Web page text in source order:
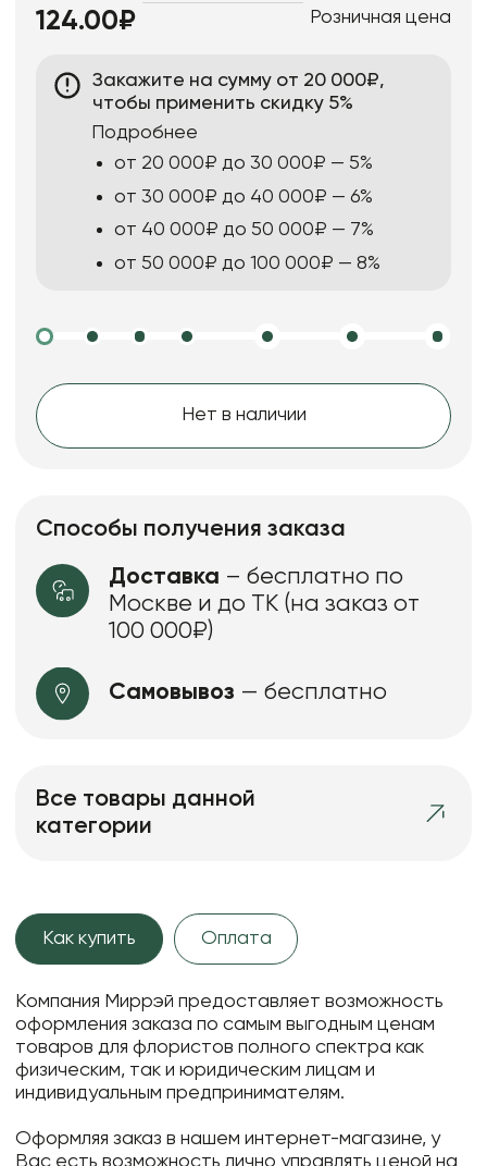
124.00₽ Розничная цена
Закажите на сумму от 20 000₽,
чтобы применить скидку 5%
Подробнее
от 20 000₽ до 30 000₽ — 5%
от 30 000₽ до 40 000₽ — 6%
от 40 000₽ до 50 000₽ — 7%
от 50 000₽ до 100 000₽ — 8%
Нет в наличии
Способы получения заказа
Доставка – бесплатно по
Москве и до ТК (на заказ от
100 000₽)
Самовывоз — бесплатно
Все товары данной
категории
Как купить Оплата
Компания Миррэй предоставляет возможность
оформления заказа по самым выгодным ценам
товаров для флористов полного спектра как
физическим, так и юридическим лицам и
индивидуальным предпринимателям.
Оформляя заказ в нашем интернет-магазине, у
Вас есть возможность лично управлять ценой на